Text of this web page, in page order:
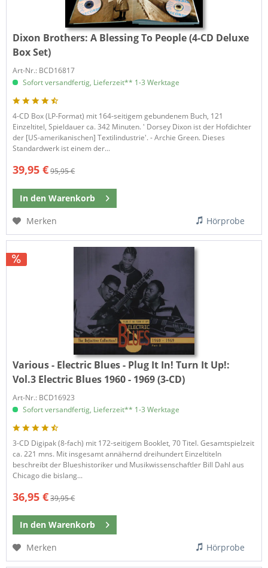
Dixon Brothers:A Blessing To People (4-CD Deluxe
Box Set)
Art-Nr.: BCD16817
Sofort versandfertig, Lieferzeit** 1-3 Werktage
4-CD Box (LP-Format) mit 164-seitigem gebundenem Buch, 121
Einzeltitel, Spieldauer ca. 342 Minuten. ' Dorsey Dixon ist der Hofdichter
der [US-amerikanischen] Textilindustrie'. - Archie Green. Dieses
Standardwerk ist einem der...
39,95 €95,95 €
In den Warenkorb
Merken
Hörprobe
Various - Electric Blues - Plug It In! Turn It Up!:
Vol.3 Electric Blues 1960 - 1969 (3-CD)
Art-Nr.: BCD16923
Sofort versandfertig, Lieferzeit** 1-3 Werktage
3-CD Digipak (8-fach) mit 172-seitigem Booklet, 70 Titel. Gesamtspielzeit
ca. 221 mns. Mit insgesamt annähernd dreihundert Einzeltiteln
beschreibt der Blueshistoriker und Musikwissenschaftler Bill Dahl aus
Chicago die bislang...
36,95 €39,95 €
In den Warenkorb
Merken
Hörprobe